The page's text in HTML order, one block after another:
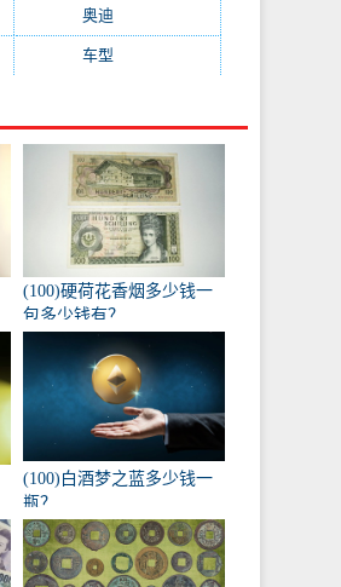
奥迪
车型
(100)硬荷花香烟多少钱一
包多少钱有？
(100)白酒梦之蓝多少钱一
瓶？